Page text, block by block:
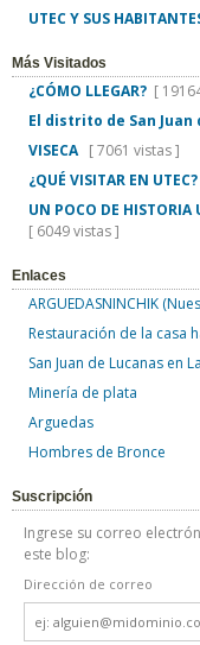
UTEC Y SUS
Más Visitados
¿CÓMO LLEGAR? [
El distrito de San Juan
VISECA [ 7061 vistas ]
¿QUÉ VISITAR EN UTEC?
UN POCO DE HISTORIA
[ 6049 vistas ]
Enlaces
ARGUEDASNINCHIK
Restauración de la casa
San Juan de Lucanas en
Minería de plata
Arguedas
Hombres de Bronce
Suscripción
Ingrese su correo
este blog:
Dirección de correo
Dirección
de
correo